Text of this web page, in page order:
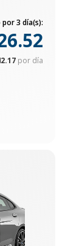
por 3 día(s):
por día